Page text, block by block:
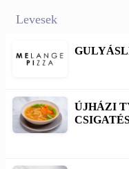
Levesek
ÚJHÁZI